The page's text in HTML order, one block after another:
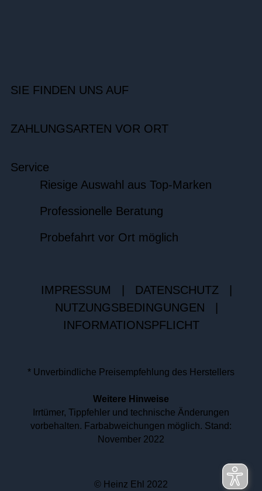
SIE FINDEN UNS AUF
ZAHLUNGSARTEN VOR ORT
Service
Riesige Auswahl aus Top-Marken
Professionelle Beratung
Probefahrt vor Ort möglich
IMPRESSUM DATENSCHUTZ
NUTZUNGSBEDINGUNGEN
INFORMATIONSPFLICHT
* Unverbindliche Preisempfehlung des Herstellers
Weitere Hinweise
Irrtümer, Tippfehler und technische Änderungen
vorbehalten. Farbabweichungen möglich. Stand:
November 2022
© Heinz Ehl 2022